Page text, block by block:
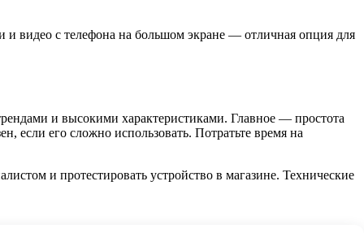
и видео с телефона на большом экране — отличная опция для
и высокими характеристиками. Главное — простота
если его сложно использовать. Потратьте время на
и протестировать устройство в магазине. Технические